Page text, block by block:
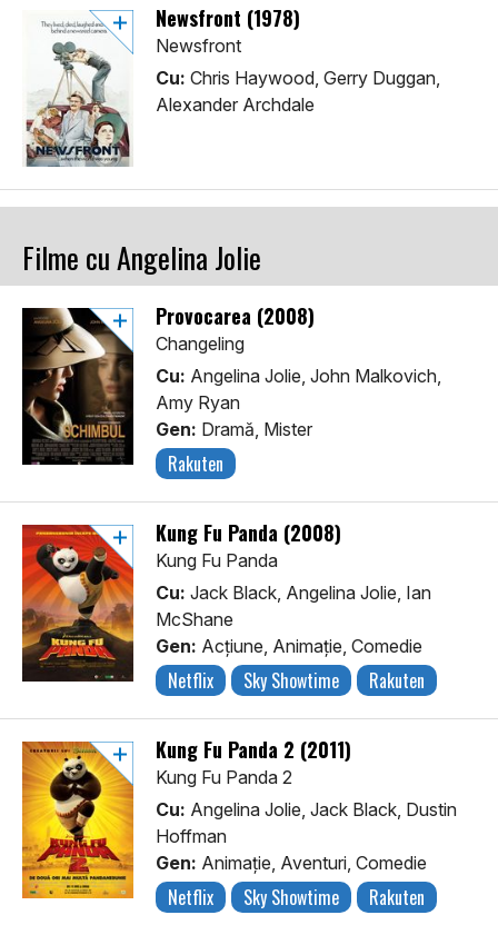
Newsfront (1978)
Newsfront
Cu: Chris Haywood, Gerry Duggan,
Alexander Archdale
Filme cu Angelina Jolie
Provocarea (2008)
Changeling
Cu: Angelina Jolie, John Malkovich,
Amy Ryan
Gen: Dramă, Mister
Rakuten
Kung Fu Panda (2008)
Kung Fu Panda
Cu: Jack Black, Angelina Jolie, Ian
McShane
Gen: Acţiune, Animaţie, Comedie
Netflix Sky Showtime Rakuten
Kung Fu Panda 2 (2011)
Kung Fu Panda 2
Cu: Angelina Jolie, Jack Black, Dustin
Hoffman
Gen: Animaţie, Aventuri, Comedie
Netflix Sky Showtime Rakuten